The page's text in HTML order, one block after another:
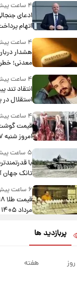
۴ ساعت پیش
ادعای
اتهام
درآمد یوفا
۴ ساعت پیش
هشدار
معدنی؛ خطر
افزایش
۴ ساعت پیش
انتقاد تند
استقلال در
رضاییان+
۴ ساعت پیش
قیمت
امروز شنبه ۱۷ مرداد ۱۴۰۵ +جدول
۵ ساعت پیش
با
تانک جهان
۶ ساعت پیش
مرداد ۱۴۰۵ +جدول
قیمت
سایپا امروز شنبه ۱۷
۲۰ ساعت پیش
پربازدید ها
روز هفته